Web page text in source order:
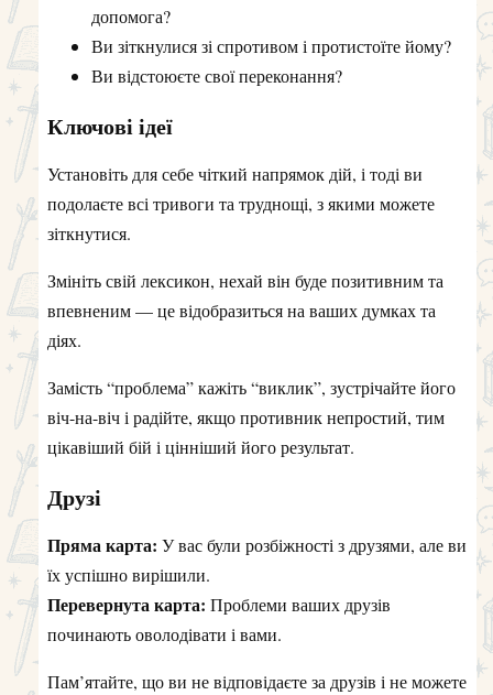
допомога?
Ви зіткнулися зі спротивом і протистоїте йому?
Ви відстоюєте свої переконання?
Ключові ідеї
Установіть для себе чіткий напрямок дій, і тоді ви
подолаєте всі тривоги та труднощі, з якими можете
зіткнутися.
Змініть свій лексикон, нехай він буде позитивним та
впевненим — це відобразиться на ваших думках та
діях.
Замість “проблема” кажіть “виклик”, зустрічайте його
віч-на-віч і радійте, якщо противник непростий, тим
цікавіший бій і цінніший його результат.
Друзі
Пряма карта: У вас були розбіжності з друзями, але ви
їх успішно вирішили.
Перевернута карта: Проблеми ваших друзів
починають оволодівати і вами.
Пам’ятайте, що ви не відповідаєте за друзів і не можете